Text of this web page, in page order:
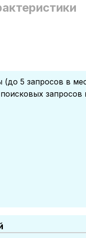
5 запросов в
запросов